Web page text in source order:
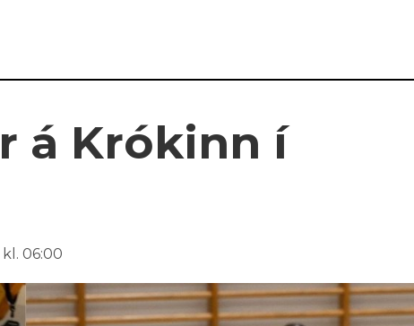
á Krókinn í
kl. 06:00